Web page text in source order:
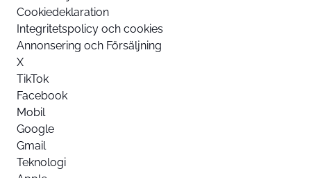
Cookiedeklaration
Integritetspolicy och cookies
Annonsering och Försäljning
X
TikTok
Facebook
Mobil
Google
Gmail
Teknologi